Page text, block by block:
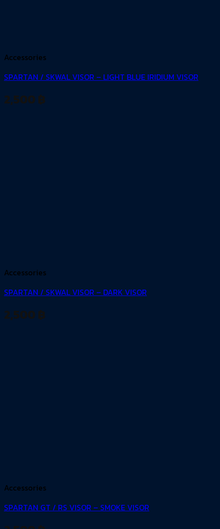
Accessories
SPARTAN / SKWAL VISOR – LIGHT BLUE IRIDIUM VISOR
2,500 ฿
Accessories
SPARTAN / SKWAL VISOR – DARK VISOR
2,500 ฿
Accessories
SPARTAN GT / RS VISOR – SMOKE VISOR